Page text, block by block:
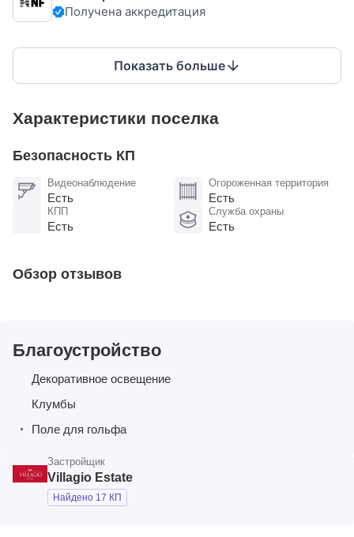
Получена аккредитация
Показать больше
Характеристики поселка
Безопасность КП
Видеонаблюдение
Есть
Огороженная территория
Есть
КПП
Есть
Служба охраны
Есть
Обзор отзывов
Благоустройство
Декоративное освещение
Клумбы
Поле для гольфа
Застройщик
Villagio Estate
Найдено 17 КП